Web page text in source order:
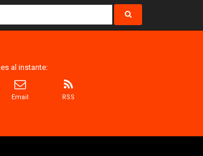
al instante:
Email RSS